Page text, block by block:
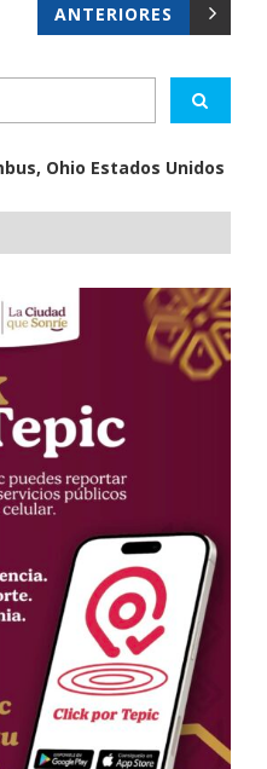
ANTERIORES
Ohio Estados Unidos